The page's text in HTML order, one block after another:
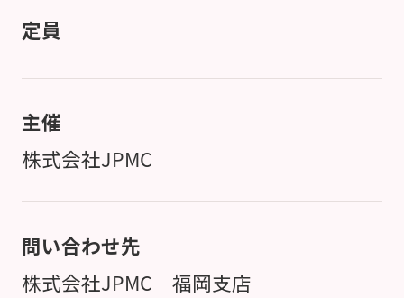
定員
主催
株式会社JPMC
問い合わせ先
株式会社JPMC 福岡支店